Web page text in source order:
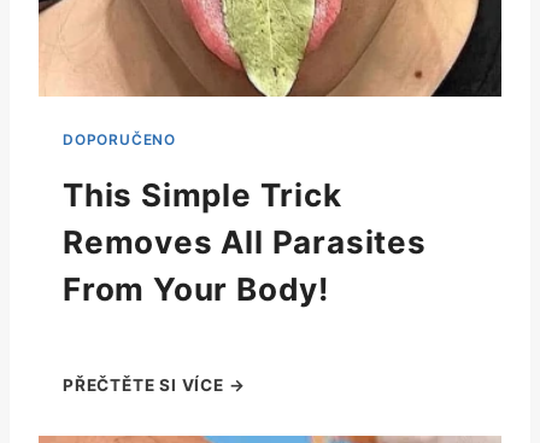
This Simple Trick
Removes All Parasites
From Your Body!